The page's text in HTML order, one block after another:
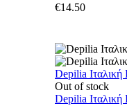
€14.50
Depilia
Out of stock
Depilia